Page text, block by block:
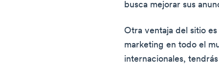
busca mejorar sus
Otra ventaja del sitio
marketing en todo el
internacionales,